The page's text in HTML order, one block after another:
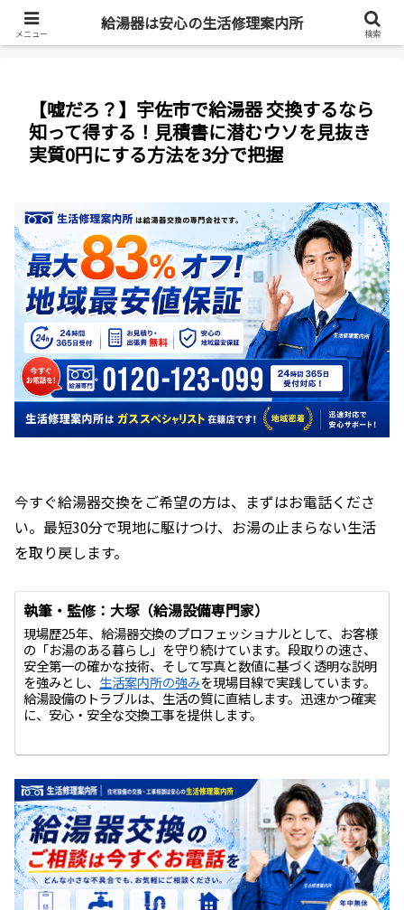
最短即日・全国対応・最大83%OFF
【嘘だろ？】宇佐市で給湯器 交換するなら
知って得する！見積書に潜むウソを見抜き
実質0円にする方法を3分で把握
今すぐ給湯器交換をご希望の方は、まずはお電話くださ
い。最短30分で現地に駆けつけ、お湯の止まらない生活
を取り戻します。
執筆・監修：大塚（給湯設備専門家）
現場歴25年、給湯器交換のプロフェッショナルとして、お客様
の「お湯のある暮らし」を守り続けています。段取りの速さ、
安全第一の確かな技術、そして写真と数値に基づく透明な説明
を強みとし、 生活案内所の強みを現場目線で実践しています。
給湯設備のトラブルは、生活の質に直結します。迅速かつ確実
に、安心・安全な交換工事を提供します。
メニュー
給湯器は安心の生活修理案内所
検索